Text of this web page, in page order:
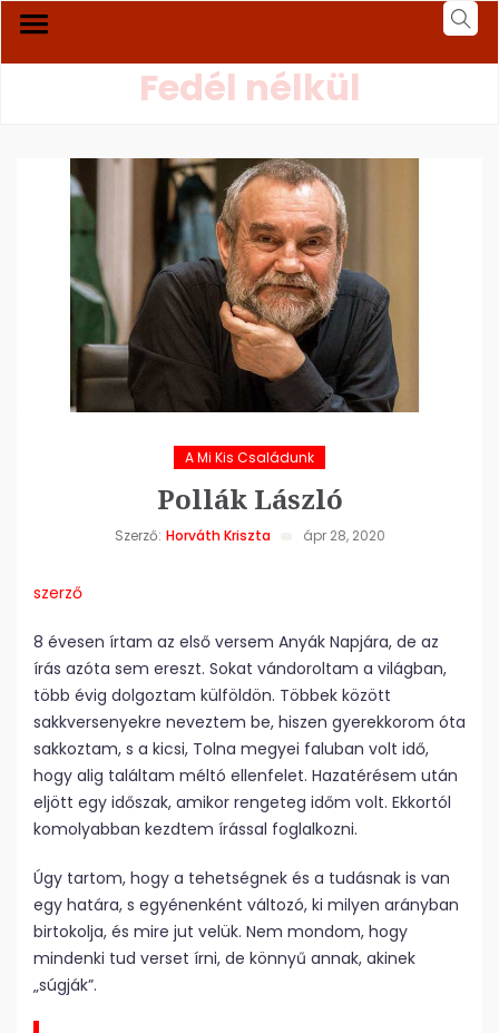
Fedél nélkül
A Mi Kis Családunk
Pollák László
Szerző: Horváth Kriszta ápr 28, 2020
szerző
8 évesen írtam az első versem Anyák Napjára, de az
írás azóta sem ereszt. Sokat vándoroltam a világban,
több évig dolgoztam külföldön. Többek között
sakkversenyekre neveztem be, hiszen gyerekkorom óta
sakkoztam, s a kicsi, Tolna megyei faluban volt idő,
hogy alig találtam méltó ellenfelet. Hazatérésem után
eljött egy időszak, amikor rengeteg időm volt. Ekkortól
komolyabban kezdtem írással foglalkozni.
Úgy tartom, hogy a tehetségnek és a tudásnak is van
egy határa, s egyénenként változó, ki milyen arányban
birtokolja, és mire jut velük. Nem mondom, hogy
mindenki tud verset írni, de könnyű annak, akinek
„súgják”.